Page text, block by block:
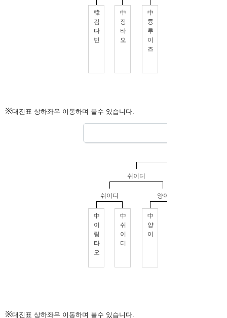
※대진표 상하좌우 이동하며 볼수 있습니다.
※대진표 상하좌우 이동하며 볼수 있습니다.